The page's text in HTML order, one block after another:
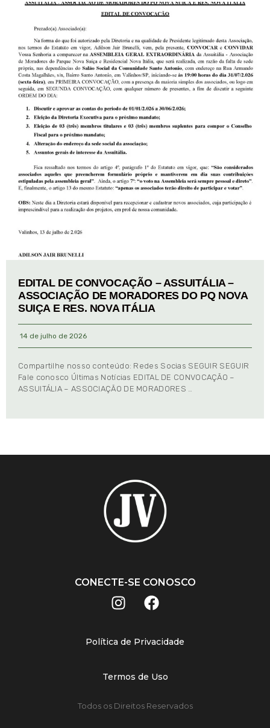
EDITAL DE CONVOCAÇÃO – ASSUITÁLIA –
ASSOCIAÇÃO DE MORADORES DO PQ NOVA
SUIÇA E RES. NOVA ITÁLIA
14 de julho de 2026
Compartilhe nosso conteúdo: Redes Socias SEGUIR SEGUIR
Fale conosco Últimas Notícias EDITAL DE CONVOCAÇÃO –
ASSUITÁLIA – ASSOCIAÇÃO DE MORADORES …
CONECTE-SE CONOSCO
Política de Privacidade
Termos de Uso
Todos os Direitos Reservados